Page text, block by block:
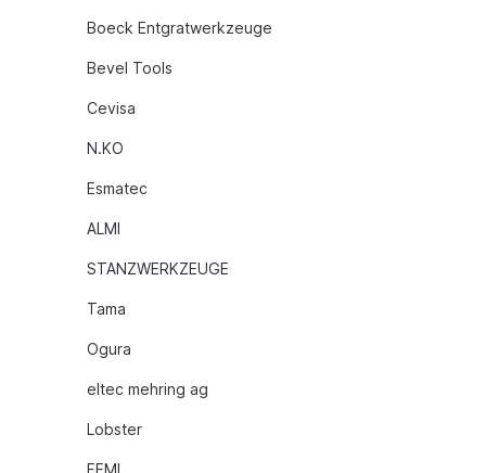
Boeck Entgratwerkzeuge
Bevel Tools
Cevisa
N.KO
Esmatec
ALMI
STANZWERKZEUGE
Tama
Ogura
eltec mehring ag
Lobster
FEMI